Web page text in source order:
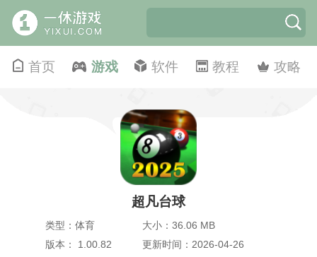
首页 游戏 软件 教程 攻略
超凡台球
类型：体育
大小：36.06 MB
版本： 1.00.82
更新时间：2026-04-26